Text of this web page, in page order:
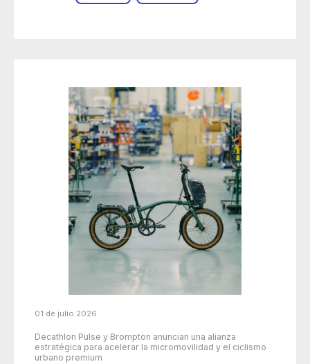
01 de julio 2026
Decathlon Pulse y Brompton anuncian una alianza
estratégica para acelerar la micromovilidad y el ciclismo
urbano premium